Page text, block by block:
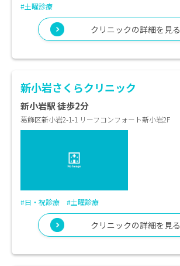
#土曜診療
クリニックの詳細を見る
新小岩さくらクリニック
新小岩駅 徒歩2分
葛飾区新小岩2-1-1 リーフコンフォート新小岩2F
#日・祝診療 #土曜診療
クリニックの詳細を見る